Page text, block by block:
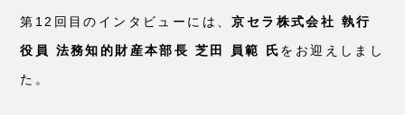
第12回目のインタビューには、京セラ株式会社 執行
役員 法務知的財産本部長 芝田 員範 氏をお迎えしまし
た。